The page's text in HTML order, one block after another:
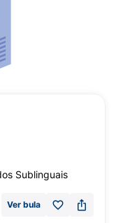
Sublinguais
Ver bula